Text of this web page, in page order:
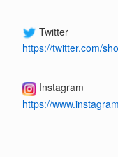
Twitter
https://twitter.com/
Instagram
https://